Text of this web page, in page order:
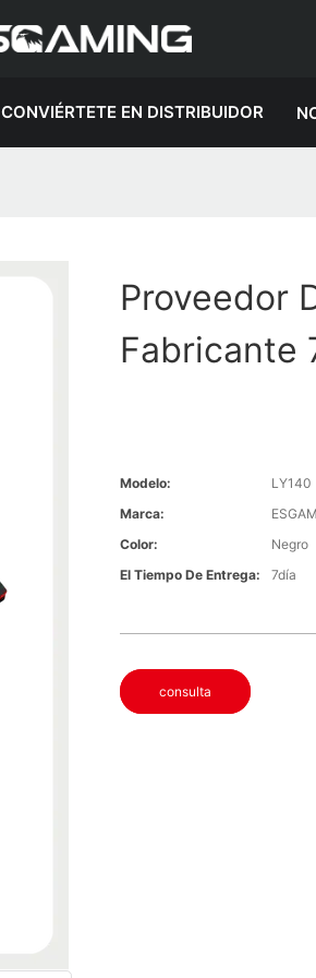
CONVIÉRTETE EN DISTRIBUIDOR
Proveedor
Fabricante
Modelo:
LY140
Marca:
Color:
Negro
El Tiempo De Entrega:
7día
consulta